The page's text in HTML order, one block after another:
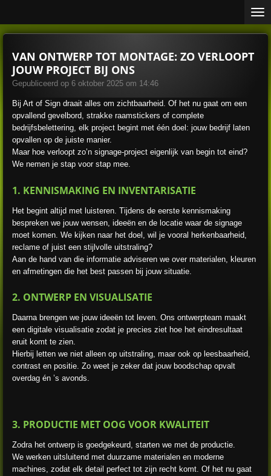
direct
naar
hoofdinhoud
VAN ONTWERP TOT MONTAGE: ZO VERLOOPT
JOUW PROJECT BIJ ONS
Gepubliceerd op 6 oktober 2025 om 14:46
Bij Art of Sign draait alles om zichtbaarheid. Of het nu gaat om een
opvallend gevelbord, strakke raamstickers of complete
bedrijfsbelettering, elk project begint met één doel: jouw bedrijf laten
opvallen op de juiste manier.
Maar hoe verloopt zo’n signage-project eigenlijk van begin tot eind?
We nemen je stap voor stap mee.
1. KENNISMAKING EN INVENTARISATIE
Het begint altijd met luisteren. Tijdens de eerste kennismaking
bespreken we jouw wensen, ideeën en de locatie waar de signage
moet komen. We kijken naar het doel, wil je vooral herkenbaarheid,
reclame of juist een stijlvolle uitstraling?
Aan de hand van die informatie adviseren we over materialen, kleuren
en afmetingen die het best passen bij jouw situatie.
2. ONTWERP EN VISUALISATIE
Daarna brengen we jouw ideeën tot leven. Ons ontwerpteam maakt
een digitale visualisatie zodat je precies ziet hoe het eindresultaat
eruit komt te zien.
Hierbij letten we niet alleen op uitstraling, maar ook op leesbaarheid,
contrast en positie. Zo weet je zeker dat jouw boodschap opvalt
overdag én ’s avonds.
3. PRODUCTIE MET OOG VOOR KWALITEIT
Zodra het ontwerp is goedgekeurd, starten we met de productie.
We werken uitsluitend met duurzame materialen en moderne
machines, zodat elk detail perfect tot zijn recht komt. Of het nu gaat